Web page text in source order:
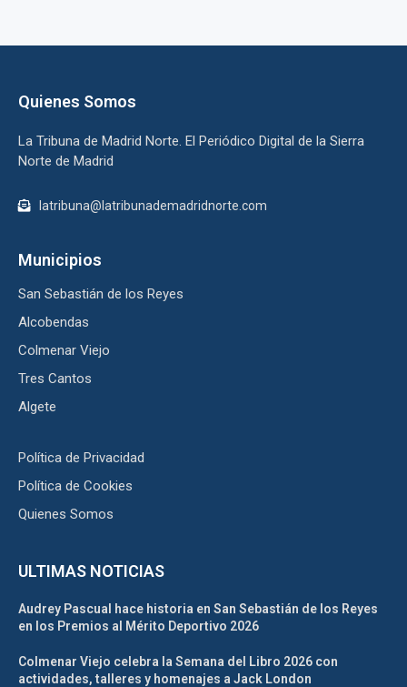
Quienes Somos
La Tribuna de Madrid Norte. El Periódico Digital de la Sierra
Norte de Madrid
latribuna@latribunademadridnorte.com
Municipios
San Sebastián de los Reyes
Alcobendas
Colmenar Viejo
Tres Cantos
Algete
Política de Privacidad
Política de Cookies
Quienes Somos
ULTIMAS NOTICIAS
Audrey Pascual hace historia en San Sebastián de los Reyes
en los Premios al Mérito Deportivo 2026
Colmenar Viejo celebra la Semana del Libro 2026 con
actividades, talleres y homenajes a Jack London